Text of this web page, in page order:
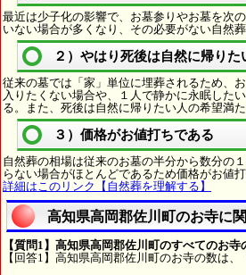
最近は少子化の影響で、お墓参りやお墓を次
いない場合が多くなり、その必要がない自然葬
２）やはり死後は自然に帰りた
従来の墓では「家」単位に埋葬されるため、
入りたくない場合や、１人で静かに永眠した
る。また、死後は自然に帰りたい人の希望満た
３）価格がお値打ちである
自然葬の相場は従来のお墓の半分から数分の
らない場合がほとんどであるため価格がお値打
詳細はこのリンク【自然葬を理解する】
高知県高岡郡佐川町のお寺に
【質問1】高知県高岡郡佐川町のすべてのお寺
【回答1】高知県高岡郡佐川町のお寺の数は、